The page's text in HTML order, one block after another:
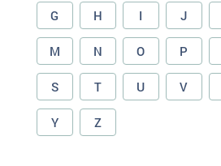
G H I J
M N O P
S T U V
Y Z